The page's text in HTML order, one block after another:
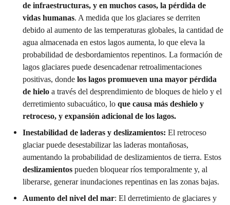
de infraestructuras, y en muchos casos, la pérdida de
vidas humanas. A medida que los glaciares se derriten
debido al aumento de las temperaturas globales, la cantidad de
agua almacenada en estos lagos aumenta, lo que eleva la
probabilidad de desbordamientos repentinos. La formación de
lagos glaciares puede desencadenar retroalimentaciones
positivas, donde los lagos promueven una mayor pérdida
de hielo a través del desprendimiento de bloques de hielo y el
derretimiento subacuático, lo que causa más deshielo y
retroceso, y expansión adicional de los lagos.
Inestabilidad de laderas y deslizamientos: El retroceso
glaciar puede desestabilizar las laderas montañosas,
aumentando la probabilidad de deslizamientos de tierra. Estos
deslizamientos pueden bloquear ríos temporalmente y, al
liberarse, generar inundaciones repentinas en las zonas bajas.
Aumento del nivel del mar: El derretimiento de glaciares y